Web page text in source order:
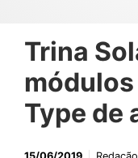
Trina
Type de